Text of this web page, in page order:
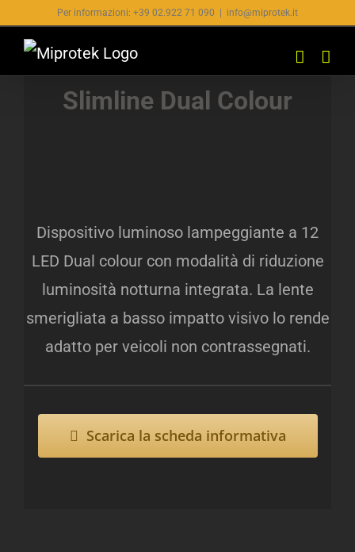
contenuto
Per informazioni: +39 02.922 71 090 info@miprotek.it
Slimline Dual Colour
Dispositivo luminoso lampeggiante a 12
LED Dual colour con modalità di riduzione
luminosità notturna integrata. La lente
smerigliata a basso impatto visivo lo rende
adatto per veicoli non contrassegnati.
Scarica la scheda informativa